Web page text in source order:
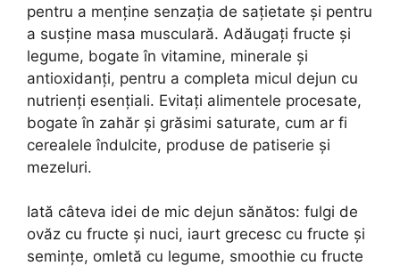
pentru a menține senzația de sațietate și pentru
a susține masa musculară. Adăugați fructe și
legume, bogate în vitamine, minerale și
antioxidanți, pentru a completa micul dejun cu
nutrienți esențiali. Evitați alimentele procesate,
bogate în zahăr și grăsimi saturate, cum ar fi
cerealele îndulcite, produse de patiserie și
mezeluri.
Iată câteva idei de mic dejun sănătos: fulgi de
ovăz cu fructe și nuci, iaurt grecesc cu fructe și
semințe, omletă cu legume, smoothie cu fructe